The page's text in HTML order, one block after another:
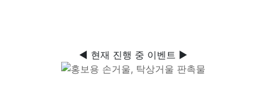
◀ 현재 진행 중 이벤트 ▶